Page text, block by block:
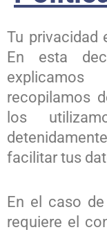
Tu privacidad
En esta
recopilamos
los
facilitar tus
En el caso
requiere el